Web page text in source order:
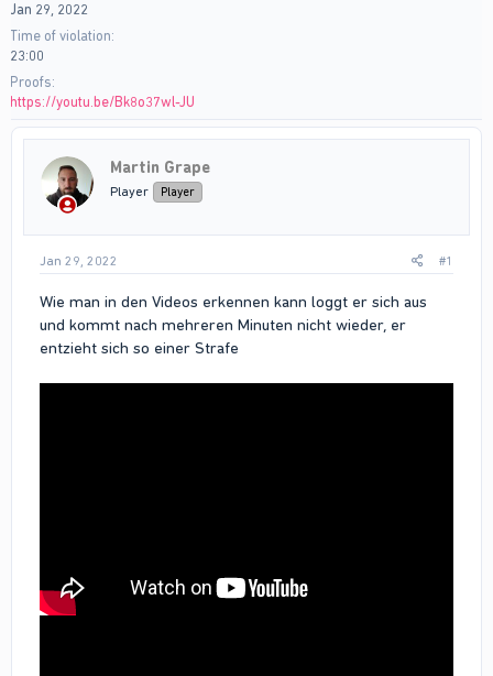
Jan 29, 2022
Time of violation
23:00
Proofs
https://youtu.be/Bk8o37wl-JU
Martin Grape
Player Player
Jan 29, 2022 #1
Wie man in den Videos erkennen kann loggt er sich aus
und kommt nach mehreren Minuten nicht wieder, er
entzieht sich so einer Strafe